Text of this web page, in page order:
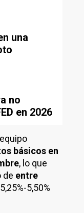
una
no
en 2026
básicos en
, lo que
de entre
5,50%